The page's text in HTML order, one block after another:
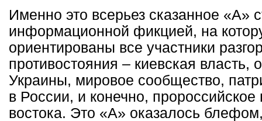
Именно это всерьез сказанное «А»
информационной фикцией, на
ориентированы все участники
противостояния – киевская
Украины, мировое сообщество,
в России, и конечно,
востока. Это «А» оказалось блефом,